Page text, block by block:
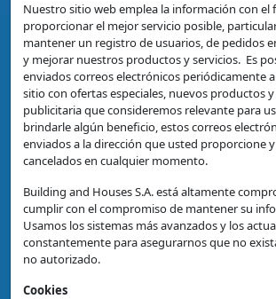
Nuestro sitio web emplea la información con el
proporcionar el mejor servicio posible,
mantener un registro de usuarios, de pedidos
y mejorar nuestros productos y servicios. Es
enviados correos electrónicos periódicamente
sitio con ofertas especiales, nuevos productos
publicitaria que consideremos relevante para
brindarle algún beneficio, estos correos
enviados a la dirección que usted proporcione
cancelados en cualquier momento.
Building and Houses S.A. está altamente
cumplir con el compromiso de mantener su
Usamos los sistemas más avanzados y los
constantemente para asegurarnos que no
no autorizado.
Cookies